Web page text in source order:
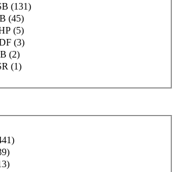
(131)
(45)
(5)
(3)
(2)
(1)